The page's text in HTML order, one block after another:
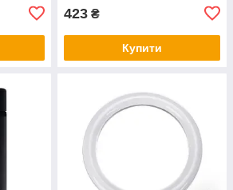
423 ₴
Купити